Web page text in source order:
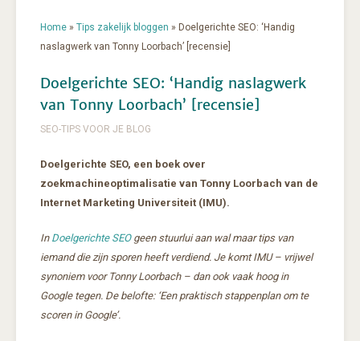
Home » Tips zakelijk bloggen » Doelgerichte SEO: ‘Handig
naslagwerk van Tonny Loorbach’ [recensie]
Doelgerichte SEO: ‘Handig naslagwerk
van Tonny Loorbach’ [recensie]
SEO-TIPS VOOR JE BLOG
Doelgerichte SEO, een boek over
zoekmachineoptimalisatie van Tonny Loorbach van de
Internet Marketing Universiteit (IMU).
In Doelgerichte SEOgeen stuurlui aan wal maar tips van
iemand die zijn sporen heeft verdiend. Je komt IMU – vrijwel
synoniem voor Tonny Loorbach – dan ook vaak hoog in
Google tegen. De belofte: ‘Een praktisch stappenplan om te
scoren in Google’.